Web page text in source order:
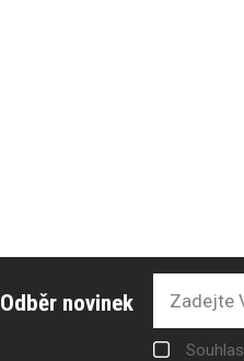
Odběr novinek